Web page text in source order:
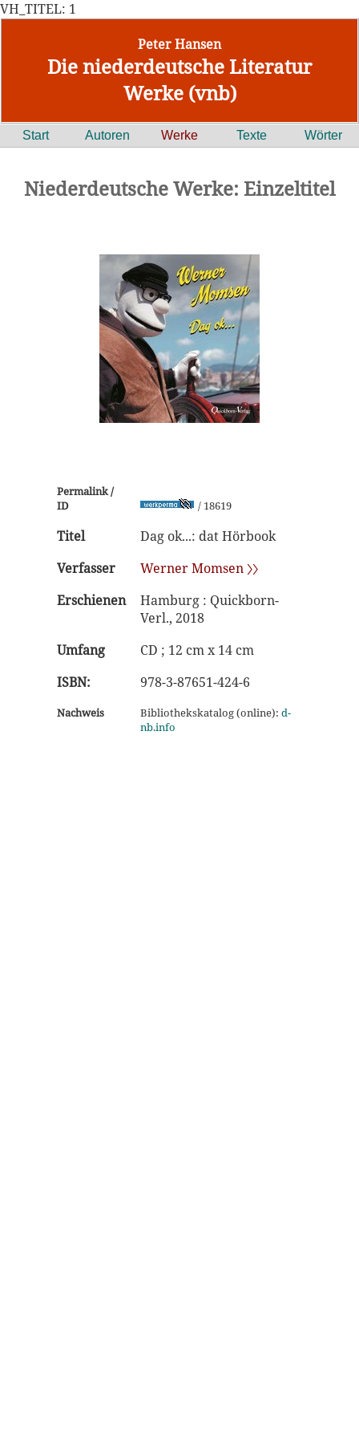
VH_TITEL: 1
Peter Hansen
Die niederdeutsche Literatur
Werke (vnb)
Start Autoren Werke Texte Wörter
Niederdeutsche Werke: Einzeltitel
Permalink /
ID
/ 18619
Titel
Dag ok...: dat Hörbook
Verfasser
Werner Momsen 〉〉
Erschienen
Hamburg : Quickborn-
Verl., 2018
Umfang
CD ; 12 cm x 14 cm
ISBN:
978-3-87651-424-6
Nachweis Bibliothekskatalog (online): d-
nb.info